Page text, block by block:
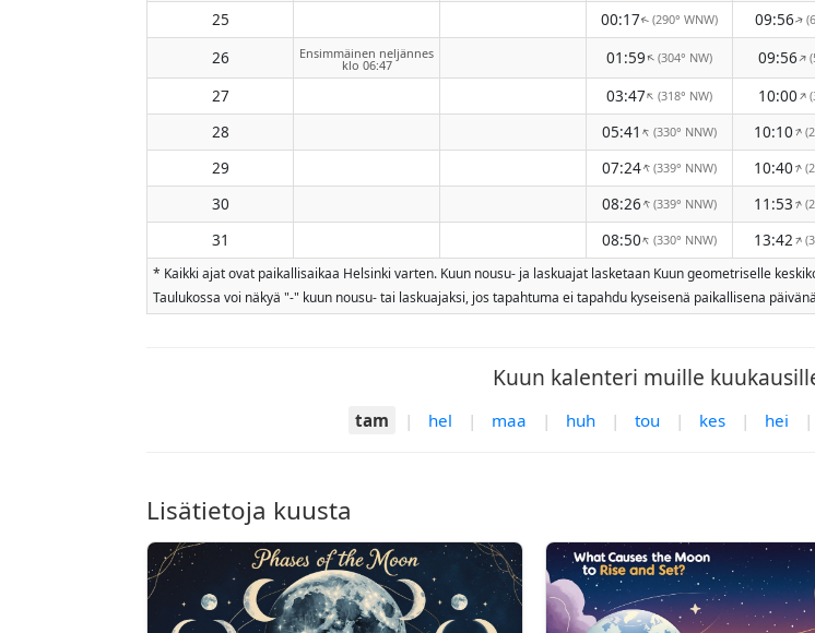
25
00:17↑(290° WNW) 09:56↑
26
Ensimmäinen neljännes
klo 06:47 01:59↑(304° NW) 09:56↑
27
03:47↑(318° NW) 10:00↑
28
05:41 ↑(330° NNW) 10:10↑
29
07:24↑(339° NNW) 10:40↑
30
08:26↑(339° NNW) 11:53↑
31
08:50↑(330° NNW) 13:42↑
* Kaikki ajat ovat paikallisaikaa Helsinki varten. Kuun nousu- ja laskuajat lasketaan Kuun geometriselle
Taulukossa voi näkyä "-" kuun nousu- tai laskuajaksi, jos tapahtuma ei tapahdu kyseisenä paikallisena
Kuun kalenteri muille
tam | hel | maa | huh | tou | kes | hei |
Lisätietoja kuusta